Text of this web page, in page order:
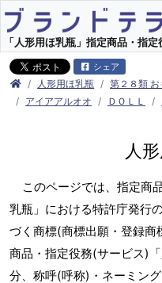
「人形用ほ乳瓶」指定商品・指
シェア
人形用ほ乳瓶
第２８類
アイアアルオオ
ＤＯＬＬ
人
このページでは、指定商
乳瓶」における特許庁発行
づく商標(商標出願・登録商
商品・指定役務(サービス)
分、称呼(呼称)・ネーミン